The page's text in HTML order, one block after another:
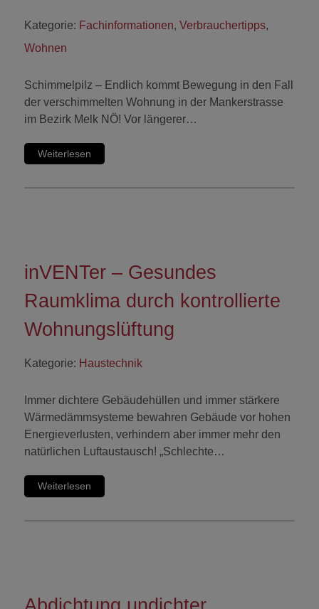
Kategorie: Fachinformationen, Verbrauchertipps,
Wohnen
Schimmelpilz – Endlich kommt Bewegung in den Fall
der verschimmelten Wohnung in der Mankerstrasse
im Bezirk Melk NÖ! Vor längerer…
Weiterlesen
inVENTer – Gesundes
Raumklima durch kontrollierte
Wohnungslüftung
Kategorie: Haustechnik
Immer dichtere Gebäudehüllen und immer stärkere
Wärmedämmsysteme bewahren Gebäude vor hohen
Energieverlusten, verhindern aber immer mehr den
natürlichen Luftaustausch! „Schlechte…
Weiterlesen